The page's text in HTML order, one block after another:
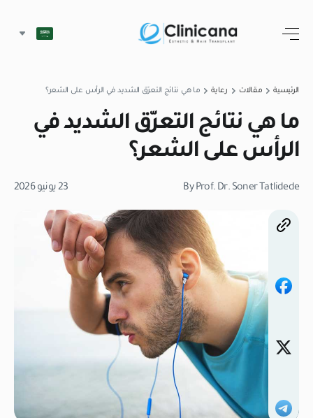
الرئيسية مقالات رعاية ما هي نتائج التعرّق الشديد في الرأس على الشعر؟
ما هي نتائج التعرّق الشديد في
الرأس على الشعر؟
By Prof. Dr. Soner Tatlidede 23 يونيو 2026